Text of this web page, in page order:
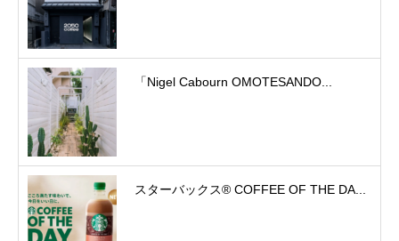
「Nigel Cabourn OMOTESANDO...
スターバックス® COFFEE OF THE DA...